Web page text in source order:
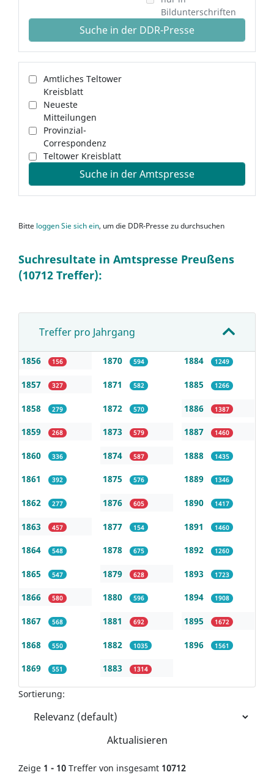
Bildunterschriften
Suche in der DDR-Presse
Amtliches Teltower
Kreisblatt
Neueste
Mitteilungen
Provinzial-
Correspondenz
Teltower Kreisblatt
Suche in der Amtspresse
Bitte loggen Sie sich ein, um die DDR-Presse zu durchsuchen
Suchresultate in Amtspresse Preußens
(10712 Treffer):
Treffer pro Jahrgang
1856 156
1857 327
1858 279
1859 268
1860 336
1861 392
1862 277
1863 457
1864 548
1865 547
1866 580
1867 568
1868 550
1869 551
1870 594
1871 582
1872 570
1873 579
1874 587
1875 576
1876 605
1877 154
1878 675
1879 628
1880 596
1881 692
1882 1035
1883 1314
1884 1249
1885 1266
1886 1387
1887 1460
1888 1435
1889 1346
1890 1417
1891 1460
1892 1260
1893 1723
1894 1908
1895 1672
1896 1561
Sortierung:
Aktualisieren
Zeige 1 - 10 Treffer von insgesamt 10712